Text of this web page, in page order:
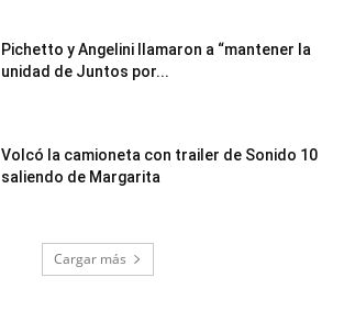
Pichetto y Angelini llamaron a “mantener la
unidad de Juntos por...
Volcó la camioneta con trailer de Sonido 10
saliendo de Margarita
Cargar más